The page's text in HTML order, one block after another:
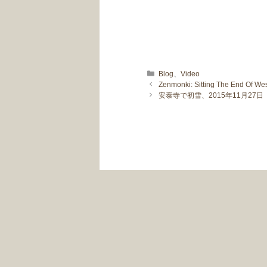
カテゴリー
Blog 、Video
Zenmonki: Sitting The End Of
安泰寺で初雪、2015年11月27日